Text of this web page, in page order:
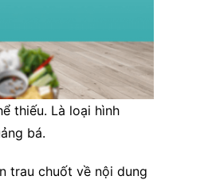
thiếu. Là loại hình
bá.
trau chuốt về nội dung